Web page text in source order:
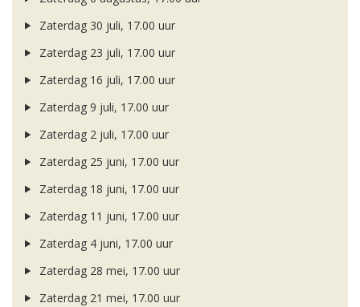
Zaterdag 30 juli, 17.00 uur
Zaterdag 23 juli, 17.00 uur
Zaterdag 16 juli, 17.00 uur
Zaterdag 9 juli, 17.00 uur
Zaterdag 2 juli, 17.00 uur
Zaterdag 25 juni, 17.00 uur
Zaterdag 18 juni, 17.00 uur
Zaterdag 11 juni, 17.00 uur
Zaterdag 4 juni, 17.00 uur
Zaterdag 28 mei, 17.00 uur
Zaterdag 21 mei, 17.00 uur